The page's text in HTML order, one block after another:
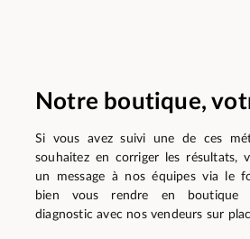
Notre boutique,
Si vous avez suivi une de ces
souhaitez en corriger les résultats,
un message à nos équipes via le
bien vous rendre en boutique
diagnostic avec nos vendeurs sur